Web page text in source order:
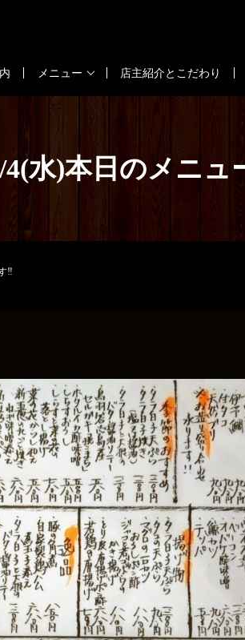
メニュー 店主紹介とこだわり
4(水)本日のメニュ
‼️